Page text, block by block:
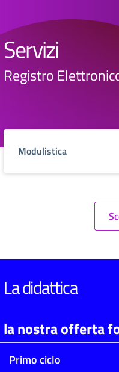
Servizi
Registro
Modulistica
La didattica
la nostra offerta
Primo ciclo